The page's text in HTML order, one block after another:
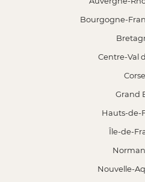
Bourgogne-
Centre-Val
Corse
Grand
Hauts-de-
Île-de-
Nouvelle-